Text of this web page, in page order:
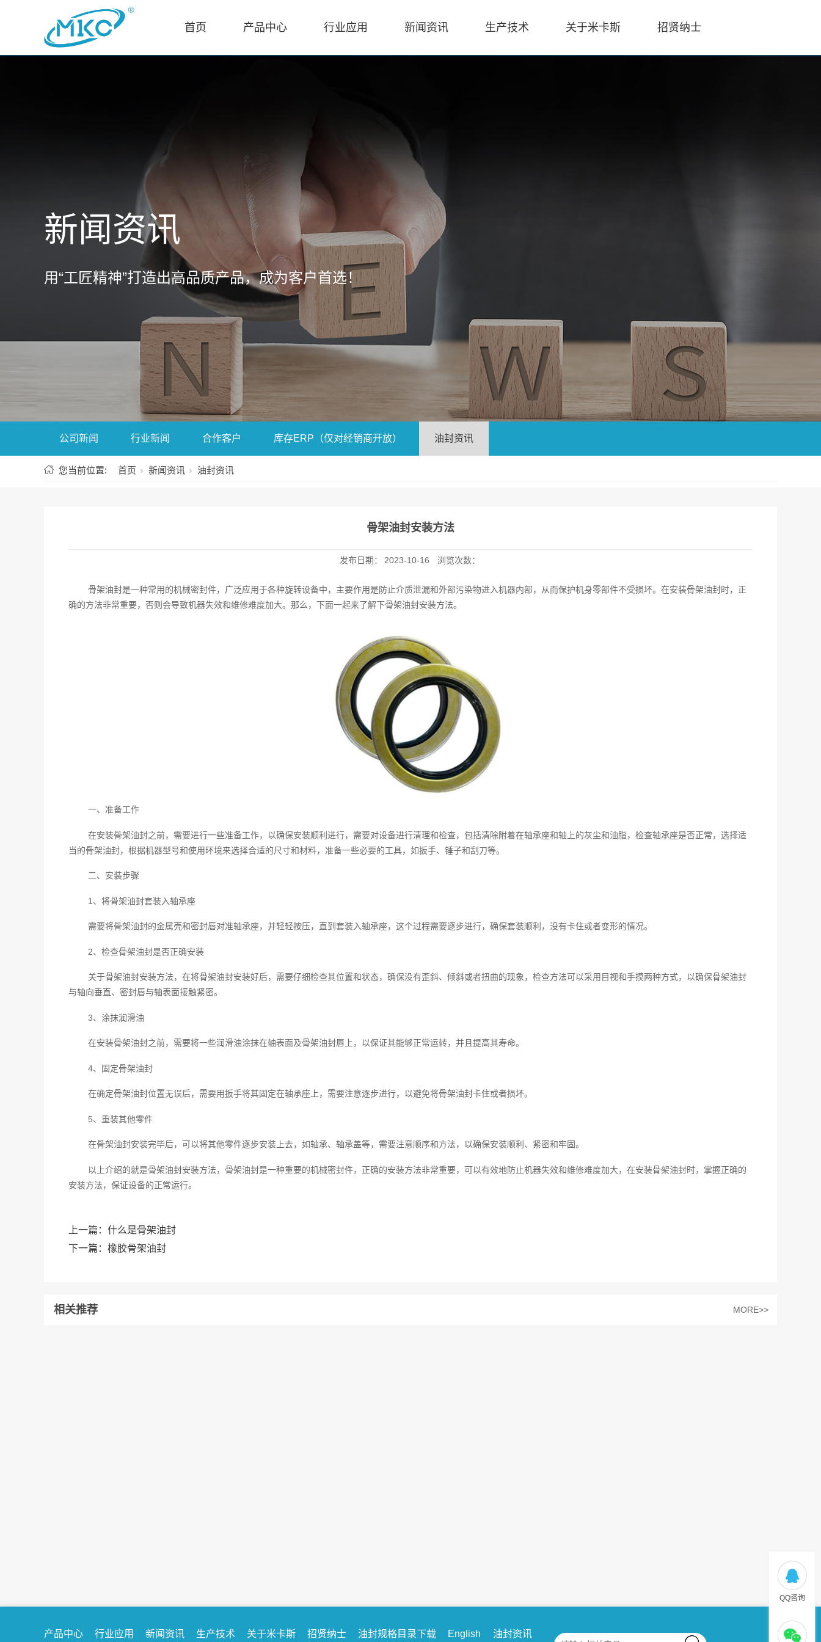
首页 产品中心 行业应用 新闻资讯 生产技术 关于米卡斯 招贤纳士
新闻资讯
用“工匠精神”打造出高品质产品，成为客户首选！
公司新闻 行业新闻 合作客户 库存ERP（仅对经销商开放） 油封资讯
您当前位置: 首页 新闻资讯 油封资讯
骨架油封安装方法
发布日期： 2023-10-16 浏览次数：
骨架油封是一种常用的机械密封件，广泛应用于各种旋转设备中，主要作用是防止介质泄漏和外部污染物进入机器内部，从而保护机身零部件不受损坏。在安装骨架油封时，正
确的方法非常重要，否则会导致机器失效和维修难度加大。那么，下面一起来了解下骨架油封安装方法。
一、准备工作
在安装骨架油封之前，需要进行一些准备工作，以确保安装顺利进行，需要对设备进行清理和检查，包括清除附着在轴承座和轴上的灰尘和油脂，检查轴承座是否正常，选择适
当的骨架油封，根据机器型号和使用环境来选择合适的尺寸和材料，准备一些必要的工具，如扳手、锤子和刮刀等。
二、安装步骤
1、将骨架油封套装入轴承座
需要将骨架油封的金属壳和密封唇对准轴承座，并轻轻按压，直到套装入轴承座，这个过程需要逐步进行，确保套装顺利，没有卡住或者变形的情况。
2、检查骨架油封是否正确安装
关于骨架油封安装方法，在将骨架油封安装好后，需要仔细检查其位置和状态，确保没有歪斜、倾斜或者扭曲的现象，检查方法可以采用目视和手摸两种方式，以确保骨架油封
与轴向垂直、密封唇与轴表面接触紧密。
3、涂抹润滑油
在安装骨架油封之前，需要将一些润滑油涂抹在轴表面及骨架油封唇上，以保证其能够正常运转，并且提高其寿命。
4、固定骨架油封
在确定骨架油封位置无误后，需要用扳手将其固定在轴承座上，需要注意逐步进行，以避免将骨架油封卡住或者损坏。
5、重装其他零件
在骨架油封安装完毕后，可以将其他零件逐步安装上去，如轴承、轴承盖等，需要注意顺序和方法，以确保安装顺利、紧密和牢固。
以上介绍的就是骨架油封安装方法，骨架油封是一种重要的机械密封件，正确的安装方法非常重要，可以有效地防止机器失效和维修难度加大，在安装骨架油封时，掌握正确的
安装方法，保证设备的正常运行。
上一篇： 什么是骨架油封
下一篇： 橡胶骨架油封
相关推荐 MORE>>
产品中心 行业应用 新闻资讯 生产技术 关于米卡斯 招贤纳士 油封规格目录下载 English 油封资讯
QQ咨询